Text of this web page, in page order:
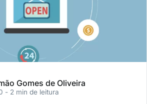
Gomes de Oliveira
- 2 min de leitura